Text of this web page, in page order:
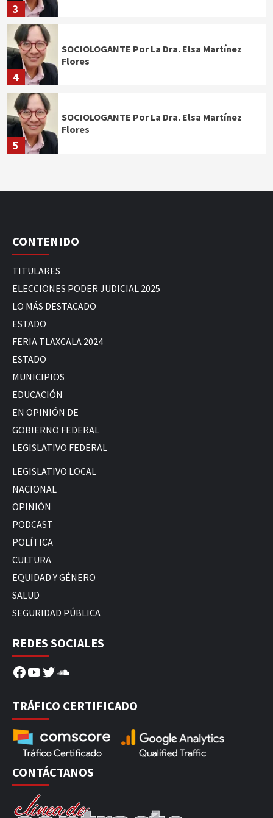
3
4
SOCIOLOGANTE Por La Dra. Elsa Martínez
Flores
5
SOCIOLOGANTE Por La Dra. Elsa Martínez
Flores
CONTENIDO
TITULARES
ELECCIONES PODER JUDICIAL 2025
LO MÁS DESTACADO
ESTADO
FERIA TLAXCALA 2024
ESTADO
MUNICIPIOS
EDUCACIÓN
EN OPINIÓN DE
GOBIERNO FEDERAL
LEGISLATIVO FEDERAL
LEGISLATIVO LOCAL
NACIONAL
OPINIÓN
PODCAST
POLÍTICA
CULTURA
EQUIDAD Y GÉNERO
SALUD
SEGURIDAD PÚBLICA
REDES SOCIALES
Facebook
YouTube
Twitter
SoundCloud
TRÁFICO CERTIFICADO
CONTÁCTANOS